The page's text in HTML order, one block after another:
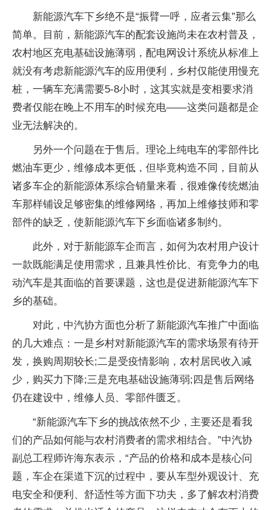
新能源汽车下乡绝不是“振臂一呼，应者云集”那么
简单。目前，新能源汽车的配套设施尚未在农村普及，
农村地区充电基础设施薄弱，配电网设计系统从标准上
就没有考虑新能源汽车的应用便利，乡村仅能使用慢充
桩，一辆车充满需要5-8小时，这其实就是变相要求消
费者仅能在晚上不用车的时候充电——这类问题都是企
业无法解决的。
另外一个问题在于售后。理论上纯电车的零部件比
燃油车更少，维修成本更低，但毕竟构造不同，目前从
诸多车企的新能源体系综合销量来看，很难像传统燃油
车那样铺设足够密集的维修网络，再加上维修技师和零
部件的缺乏，使新能源汽车下乡面临诸多制约。
此外，对于新能源车企而言，如何为农村用户设计
一款既能满足使用需求，且兼具性价比、有竞争力的电
动汽车是其面临的首要课题，这也是促进新能源汽车下
乡的基础。
对此，中汽协方面也分析了新能源汽车推广中面临
的几大难点：一是乡村对新能源汽车的需求场景有待开
发，换购周期较长;二是受疫情影响，农村居民收入减
少，购买力下降;三是充电基础设施薄弱;四是售后网络
仍在建设中，维修人员、零部件匮乏。
“新能源汽车下乡的挑战依然不少，主要还是看我
们的产品如何能与农村消费者的需求相结合。”中汽协
副总工程师许海东表示，“产品的价格和成本是核心问
题，车企在渠道下沉的过程中，要从车型外观设计、充
电安全和便利、舒适性等方面下功夫，多了解农村消费